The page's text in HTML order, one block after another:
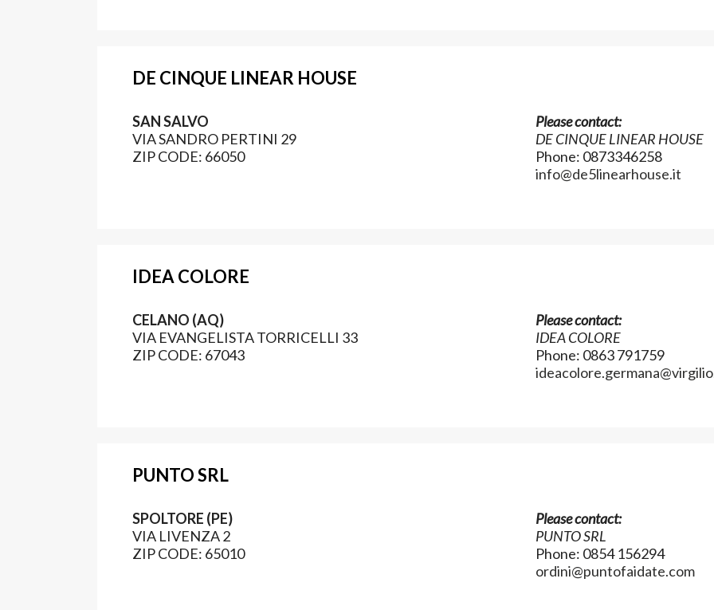
DE CINQUE LINEAR HOUSE
SAN SALVO
VIA SANDRO PERTINI 29
ZIP CODE: 66050
Please contact:
DE CINQUE LINEAR HOUSE
Phone: 0873346258
info@de5linearhouse.it
IDEA COLORE
CELANO (AQ)
VIA EVANGELISTA TORRICELLI 33
ZIP CODE: 67043
Please contact:
IDEA COLORE
Phone: 0863 791759
PUNTO SRL
SPOLTORE (PE)
VIA LIVENZA 2
ZIP CODE: 65010
Please contact:
PUNTO SRL
Phone: 0854 156294
ordini@puntofaidate.com